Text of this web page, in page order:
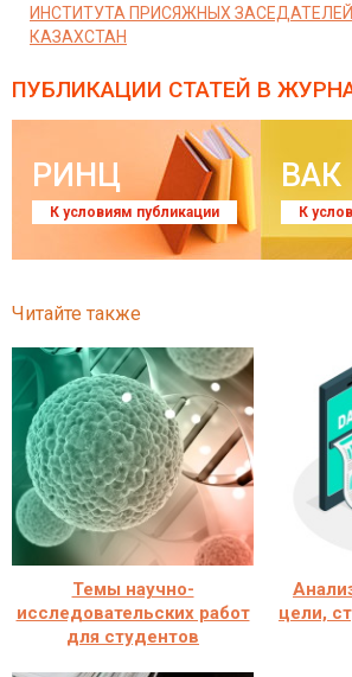
ИНСТИТУТА ПРИСЯЖНЫХ
КАЗАХСТАН
ПУБЛИКАЦИИ СТАТЕЙ В
РИНЦ
К условиям публикации
ВАК
К
Читайте также
Темы научно-
исследовательских работ
для студентов
цели,